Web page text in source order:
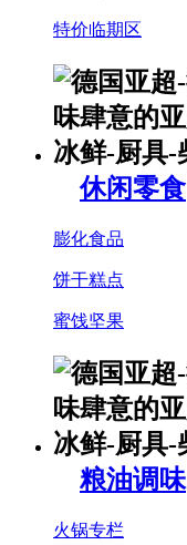
特价临期区
休闲零食
膨化食品
饼干糕点
蜜饯坚果
粮油调味
火锅专栏